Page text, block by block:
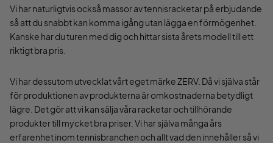
Vi har naturligtvis också massor av tennisracketar på erbjudande
så att du snabbt kan komma igång utan lägga en förmögenhet.
Kanske har du turen med dig och hittar sista årets modell till ett
riktigt bra pris.
Vi har dessutom utvecklat vårt eget märke ZERV. Då vi själva står
för produktionen av produkterna är omkostnaderna betydligt
lägre. Det gör att vi kan sälja våra racketar och tillhörande
produkter till mycket bra priser. Vi har själva många års
erfarenhet inom tennisbranchen och allt vad den innehåller så vi